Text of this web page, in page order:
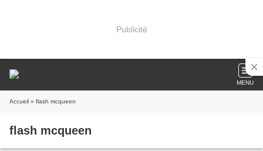
Publicité
MENU
Accueil » flash mcqueen
flash mcqueen